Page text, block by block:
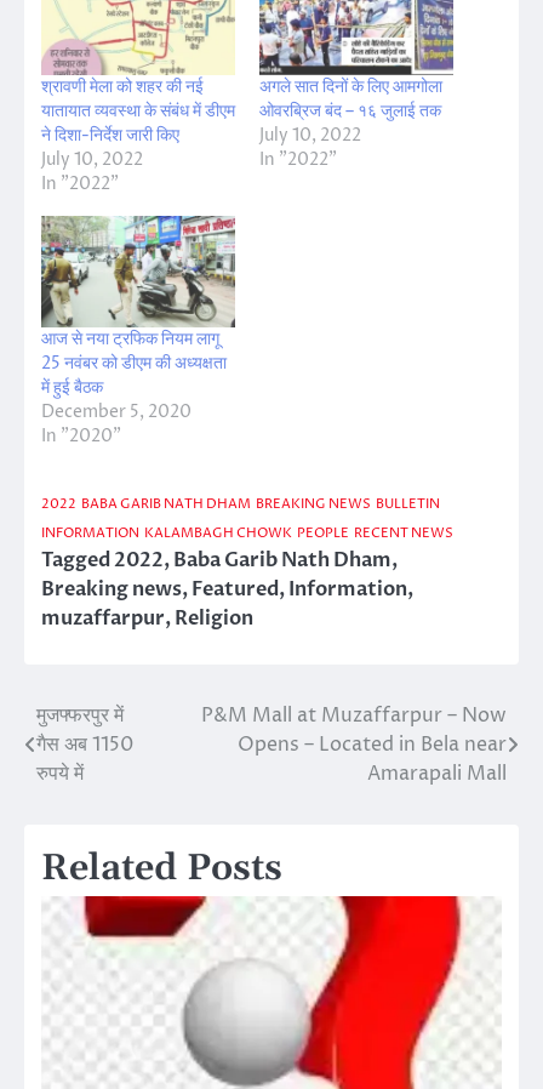
श्रावणी मेला को शहर की नई
यातायात व्यवस्था के संबंध में डीएम
ने दिशा-निर्देश जारी किए
July 10, 2022
In "2022"
अगले सात दिनों के लिए आमगोला
ओवरब्रिज बंद – १६ जुलाई तक
July 10, 2022
In "2022"
आज से नया ट्रफिक नियम लागू
25 नवंबर को डीएम की अध्यक्षता
में हुई बैठक
December 5, 2020
In "2020"
2022 BABA GARIB NATH DHAM BREAKING NEWS BULLETIN
INFORMATION KALAMBAGH CHOWK PEOPLE RECENT NEWS
Tagged2022,Baba Garib Nath Dham,
Breaking news,Featured,Information,
muzaffarpur,Religion
Post
navigation
मुजफ्फरपुर में
गैस अब 1150
रुपये में
P&M Mall at Muzaffarpur – Now
Opens – Located in Bela near
Amarapali Mall
Related Posts